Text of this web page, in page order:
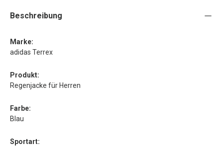
Beschreibung
Marke:
adidas Terrex
Produkt:
Regenjacke für Herren
Farbe:
Blau
Sportart: